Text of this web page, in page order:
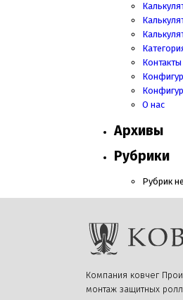
Контакты
О нас
Архивы
Рубрики
Рубрик
Компания ковчег
монтаж защитных